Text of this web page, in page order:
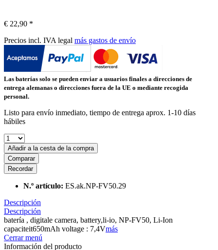
€ 22,90 *
Precios incl. IVA legal más gastos de envío
Las baterías solo se pueden enviar a usuarios finales a direcciones de
entrega alemanas o direcciones fuera de la UE o mediante recogida
personal.
Listo para envío inmediato, tiempo de entrega aprox. 1-10 días
hábiles
Añadir a la cesta de la compra
Comparar
Recordar
N.º artículo: ES.ak.NP-FV50.29
Descripción
Descripción
batería , digitale camera, battery,li-io, NP-FV50, Li-Ion
capaciteit650mAh voltage : 7,4Vmás
Cerrar menú
Información del producto